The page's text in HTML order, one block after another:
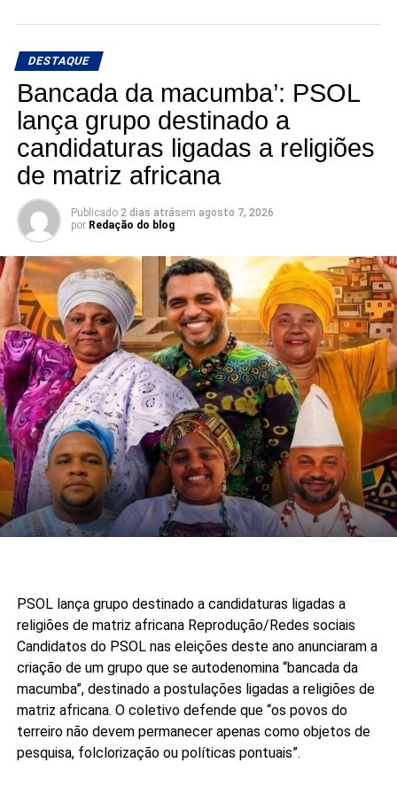
DESTAQUE
Bancada da macumba’: PSOL
lança grupo destinado a
candidaturas ligadas a religiões
de matriz africana
Publicado 2 dias atrásem agosto 7, 2026
por Redação do blog
PSOL lança grupo destinado a candidaturas ligadas a
religiões de matriz africana Reprodução/Redes sociais
Candidatos do PSOL nas eleições deste ano anunciaram a
criação de um grupo que se autodenomina “bancada da
macumba”, destinado a postulações ligadas a religiões de
matriz africana. O coletivo defende que “os povos do
terreiro não devem permanecer apenas como objetos de
pesquisa, folclorização ou políticas pontuais”.